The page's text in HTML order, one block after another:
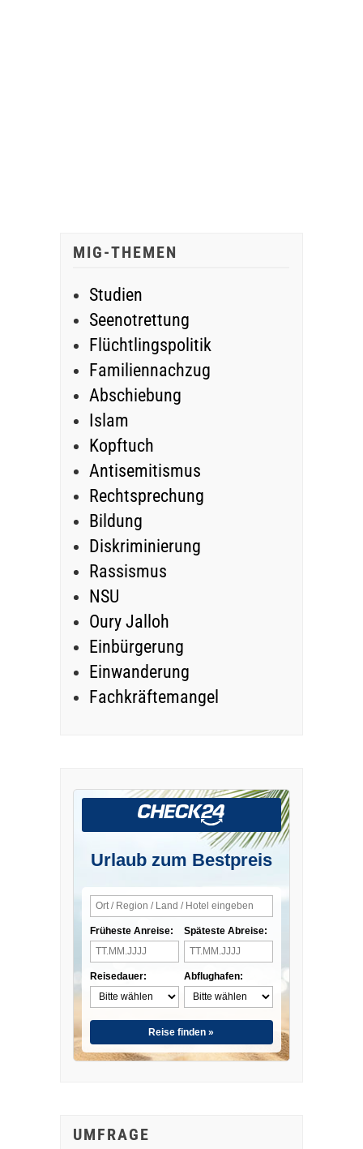
MIG-THEMEN
Studien
Seenotrettung
Flüchtlingspolitik
Familiennachzug
Abschiebung
Islam
Kopftuch
Antisemitismus
Rechtsprechung
Bildung
Diskriminierung
Rassismus
NSU
Oury Jalloh
Einbürgerung
Einwanderung
Fachkräftemangel
Urlaub zum Bestpreis
Früheste Anreise:
Reisedauer:
Späteste Abreise:
Abflughafen:
Reise finden »
UMFRAGE